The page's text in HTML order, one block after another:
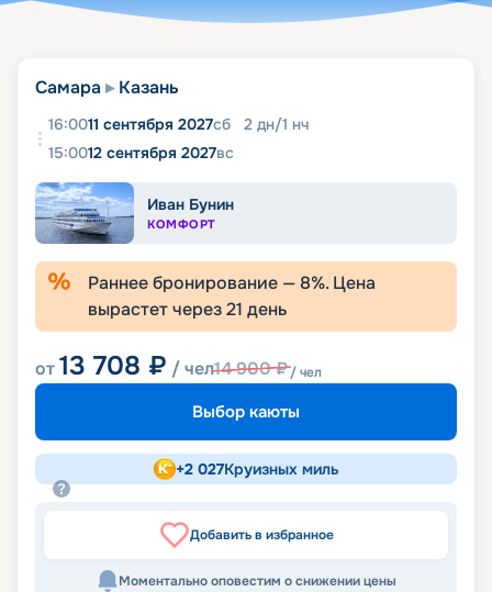
Самара Казань
16:0011 сентября 2027сб 2 дн/1 нч
15:0012 сентября 2027вс
Иван Бунин
КОМФОРТ
Раннее бронирование — 8%. Цена
вырастет через21 день
от13 708 ₽ / чел14 900₽/ чел
Выбор каюты
+2 027Круизных миль
Добавить в избранное
Моментально оповестим о снижении цены